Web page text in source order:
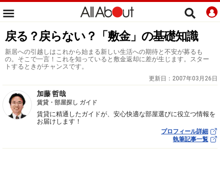
戻る？戻らない？「敷金」の基礎知識
新居への引越しはこれから始まる新しい生活への期待と不安が募るも
の。そこで一言！これを知っていると敷金返却に差が生じます。スター
トするときがチャンスです。
更新日： 2007年03月26日
加藤 哲哉
賃貸・部屋探し ガイド
賃貸に精通したガイドが、安心快適な部屋選びに役立つ情報を
お届けします！
プロフィール詳細
執筆記事一覧